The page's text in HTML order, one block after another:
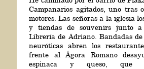
Campanarios agitados, uno tras
motores. Las señoras a la iglesia
y tiendas de souvenirs junto
Librería de Adriano. Bandadas
neuróticas abren los
frente al Ágora Romano
espinaca y queso, que